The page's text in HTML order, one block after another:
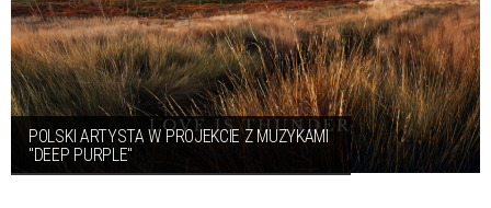
POLSKI ARTYSTA W PROJEKCIE Z MUZYKAMI
"DEEP PURPLE"